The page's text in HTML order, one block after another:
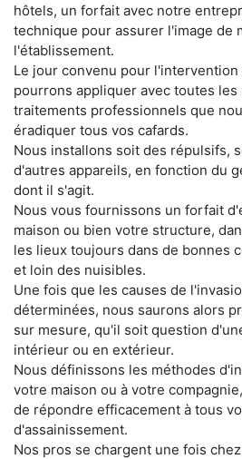
hôtels, un forfait avec notre
technique pour assurer l'image de
l'établissement.
Le jour convenu pour l'intervention
pourrons appliquer avec toutes les
traitements professionnels que
éradiquer tous vos cafards.
Nous installons soit des répulsifs,
d'autres appareils, en fonction du
dont il s'agit.
Nous vous fournissons un forfait
maison ou bien votre structure,
les lieux toujours dans de bonnes
et loin des nuisibles.
Une fois que les causes de
déterminées, nous saurons alors
sur mesure, qu'il soit question
intérieur ou en extérieur.
Nous définissons les méthodes
votre maison ou à votre
de répondre efficacement à tous
d'assainissement.
Nos pros se chargent une fois